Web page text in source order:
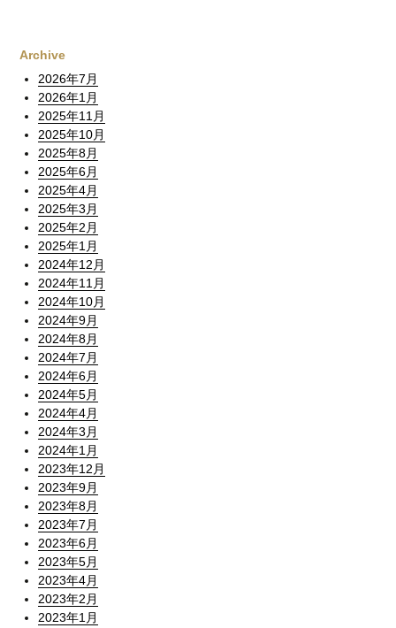
Archive
2026年7月
2026年1月
2025年11月
2025年10月
2025年8月
2025年6月
2025年4月
2025年3月
2025年2月
2025年1月
2024年12月
2024年11月
2024年10月
2024年9月
2024年8月
2024年7月
2024年6月
2024年5月
2024年4月
2024年3月
2024年1月
2023年12月
2023年9月
2023年8月
2023年7月
2023年6月
2023年5月
2023年4月
2023年2月
2023年1月